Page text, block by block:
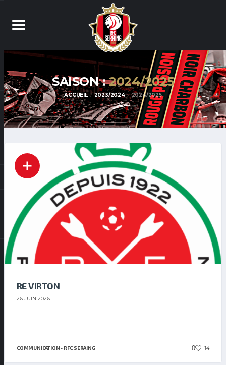
SAISON :2024/2025
ACCUEIL 2023/2024 2024/2025
RE VIRTON
26 JUIN 2026
COMMUNICATION - RFC SERAING 0 14